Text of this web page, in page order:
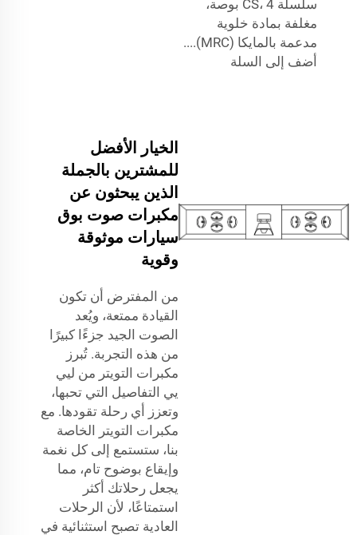
سلسلة CS، 4 بوصة،
مغلفة بمادة خلوية
مدعمة بالمايكا (MRC)....
أضف إلى السلة
الخيار الأفضل
للمشترين بالجملة
الذين يبحثون عن
مكبرات صوت بوق
سيارات موثوقة
وقوية
من المفترض أن تكون
القيادة ممتعة، ويُعد
الصوت الجيد جزءًا كبيرًا
من هذه التجربة. تُبرز
مكبرات التويتر من ليي
يي التفاصيل التي تحبها،
وتعزز أي رحلة تقودها. مع
مكبرات التويتر الخاصة
بنا، ستستمع إلى كل نغمة
وإيقاع بوضوح تام، مما
يجعل رحلاتك أكثر
استمتاعًا، لأن الرحلات
العادية تصبح استثنائية في